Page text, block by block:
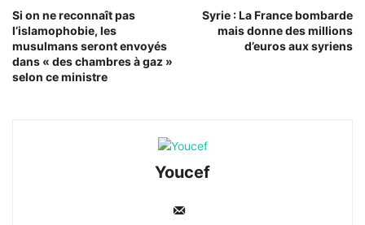
Si on ne reconnaît pas
l’islamophobie, les
musulmans seront envoyés
dans « des chambres à gaz »
selon ce ministre
Syrie : La France bombarde
mais donne des millions
d’euros aux syriens
Youcef